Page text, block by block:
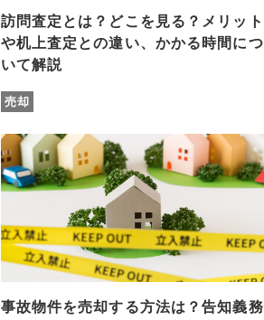
訪問査定とは？どこを見る？メリット
や机上査定との違い、かかる時間につ
いて解説
売却
事故物件を売却する方法は？告知義務